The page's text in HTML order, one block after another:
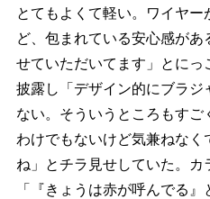
とてもよくて軽い。ワイヤ
ど、包まれている安心感があ
せていただいてます」とにっ
披露し「デザイン的にブラジ
ない。そういうところもすご
わけでもないけど気兼ねなく
ね」とチラ見せしていた。
「『きょうは赤が呼んでる